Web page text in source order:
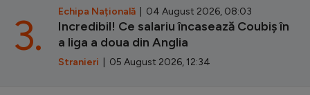
Echipa Națională | 04 August 2026, 08:03
Incredibil! Ce salariu încasează Coubiș în
a liga a doua din Anglia
Stranieri | 05 August 2026, 12:34
3.